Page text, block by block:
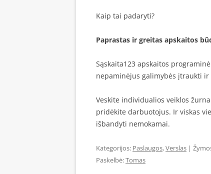
Kaip tai padaryti?
Paprastas ir greitas apskaitos
Sąskaita123 apskaitos
nepaminėjus galimybės įtraukti
Veskite individualios veiklos
pridėkite darbuotojus. Ir viskas
išbandyti nemokamai.
Kategorijos: Paslaugos,Verslas |
Paskelbė:Tomas